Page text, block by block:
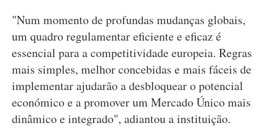
"Num momento de profundas mudanças globais,
um quadro regulamentar eficiente e eficaz é
essencial para a competitividade europeia. Regras
mais simples, melhor concebidas e mais fáceis de
implementar ajudarão a desbloquear o potencial
económico e a promover um Mercado Único mais
dinâmico e integrado", adiantou a instituição.